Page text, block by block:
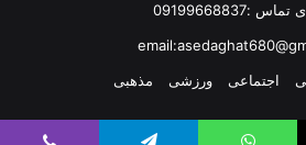
:09199668837
اجتماعی ورزشی مذهبی